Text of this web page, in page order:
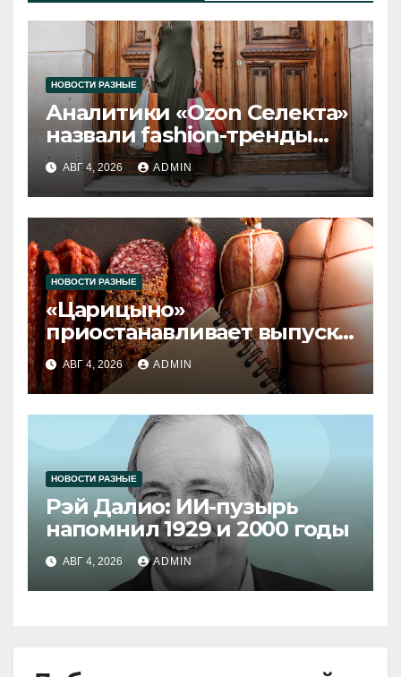
НОВОСТИ РАЗНЫЕ
Аналитики «Ozon Селекта»
назвали fashion-тренды
2026 года
АВГ 4, 2026 ADMIN
НОВОСТИ РАЗНЫЕ
«Царицыно»
приостанавливает выпуск
продукции
АВГ 4, 2026 ADMIN
НОВОСТИ РАЗНЫЕ
Рэй Далио: ИИ-пузырь
напомнил 1929 и 2000 годы
АВГ 4, 2026 ADMIN